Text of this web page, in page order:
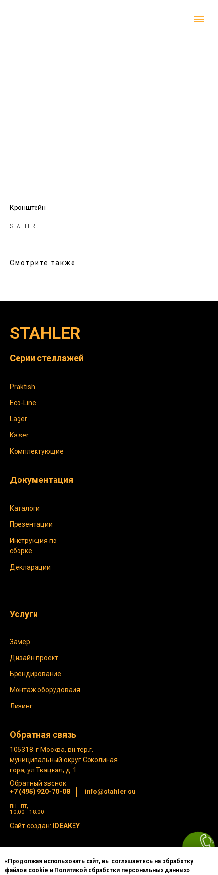
Кронштейн
STAHLER
Смотрите также
«Продолжая использовать сайт, вы соглашаетесь на обработку
файлов cookie и Политикой обработки персональных данных»
Серии стеллажей
STAHLER
Обратная связь
info@stahler.su
пн - пт,
10:00 - 18:00
Каталоги
Инструкция по
сборке
Praktish
Eco-Line
Lager
Kaiser
Комплектующие
Услуги
Декларации
Обратный звонок
105318. г Москва, вн.тер.г.
муниципальный округ Соколиная
гора, ул Ткацкая, д. 1
© 2012-2026 STAHLER. Все права защищены.
Сайт создан: IDEAKEY
Замер
Монтаж оборудоваия
Презентации
+7 (495) 920-70-08
Документация
Дизайн проект
Лизинг
Брендирование